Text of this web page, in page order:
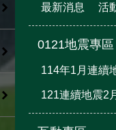
最新消息 活
0121地震專區
114年1月連續
121連續地震2